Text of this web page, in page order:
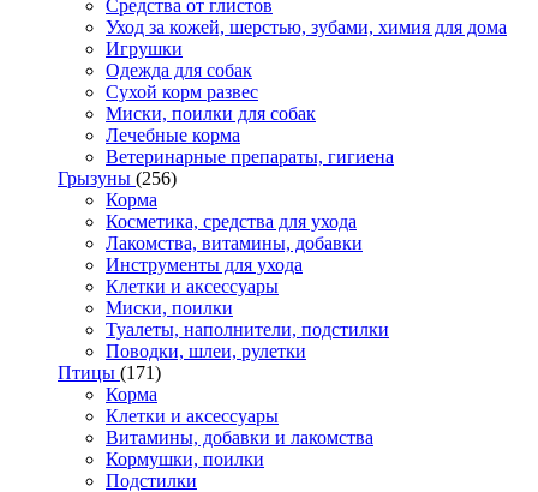
Средства от глистов
Уход за кожей, шерстью, зубами, химия для дома
Игрушки
Одежда для собак
Сухой корм развес
Миски, поилки для собак
Лечебные корма
Ветеринарные препараты, гигиена
Грызуны (256)
Корма
Косметика, средства для ухода
Лакомства, витамины, добавки
Инструменты для ухода
Клетки и аксессуары
Миски, поилки
Туалеты, наполнители, подстилки
Поводки, шлеи, рулетки
Птицы (171)
Корма
Клетки и аксессуары
Витамины, добавки и лакомства
Кормушки, поилки
Подстилки